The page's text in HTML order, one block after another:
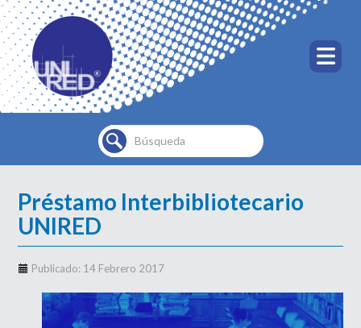
Buscar...
Préstamo Interbibliotecario
UNIRED
Publicado: 14 Febrero 2017